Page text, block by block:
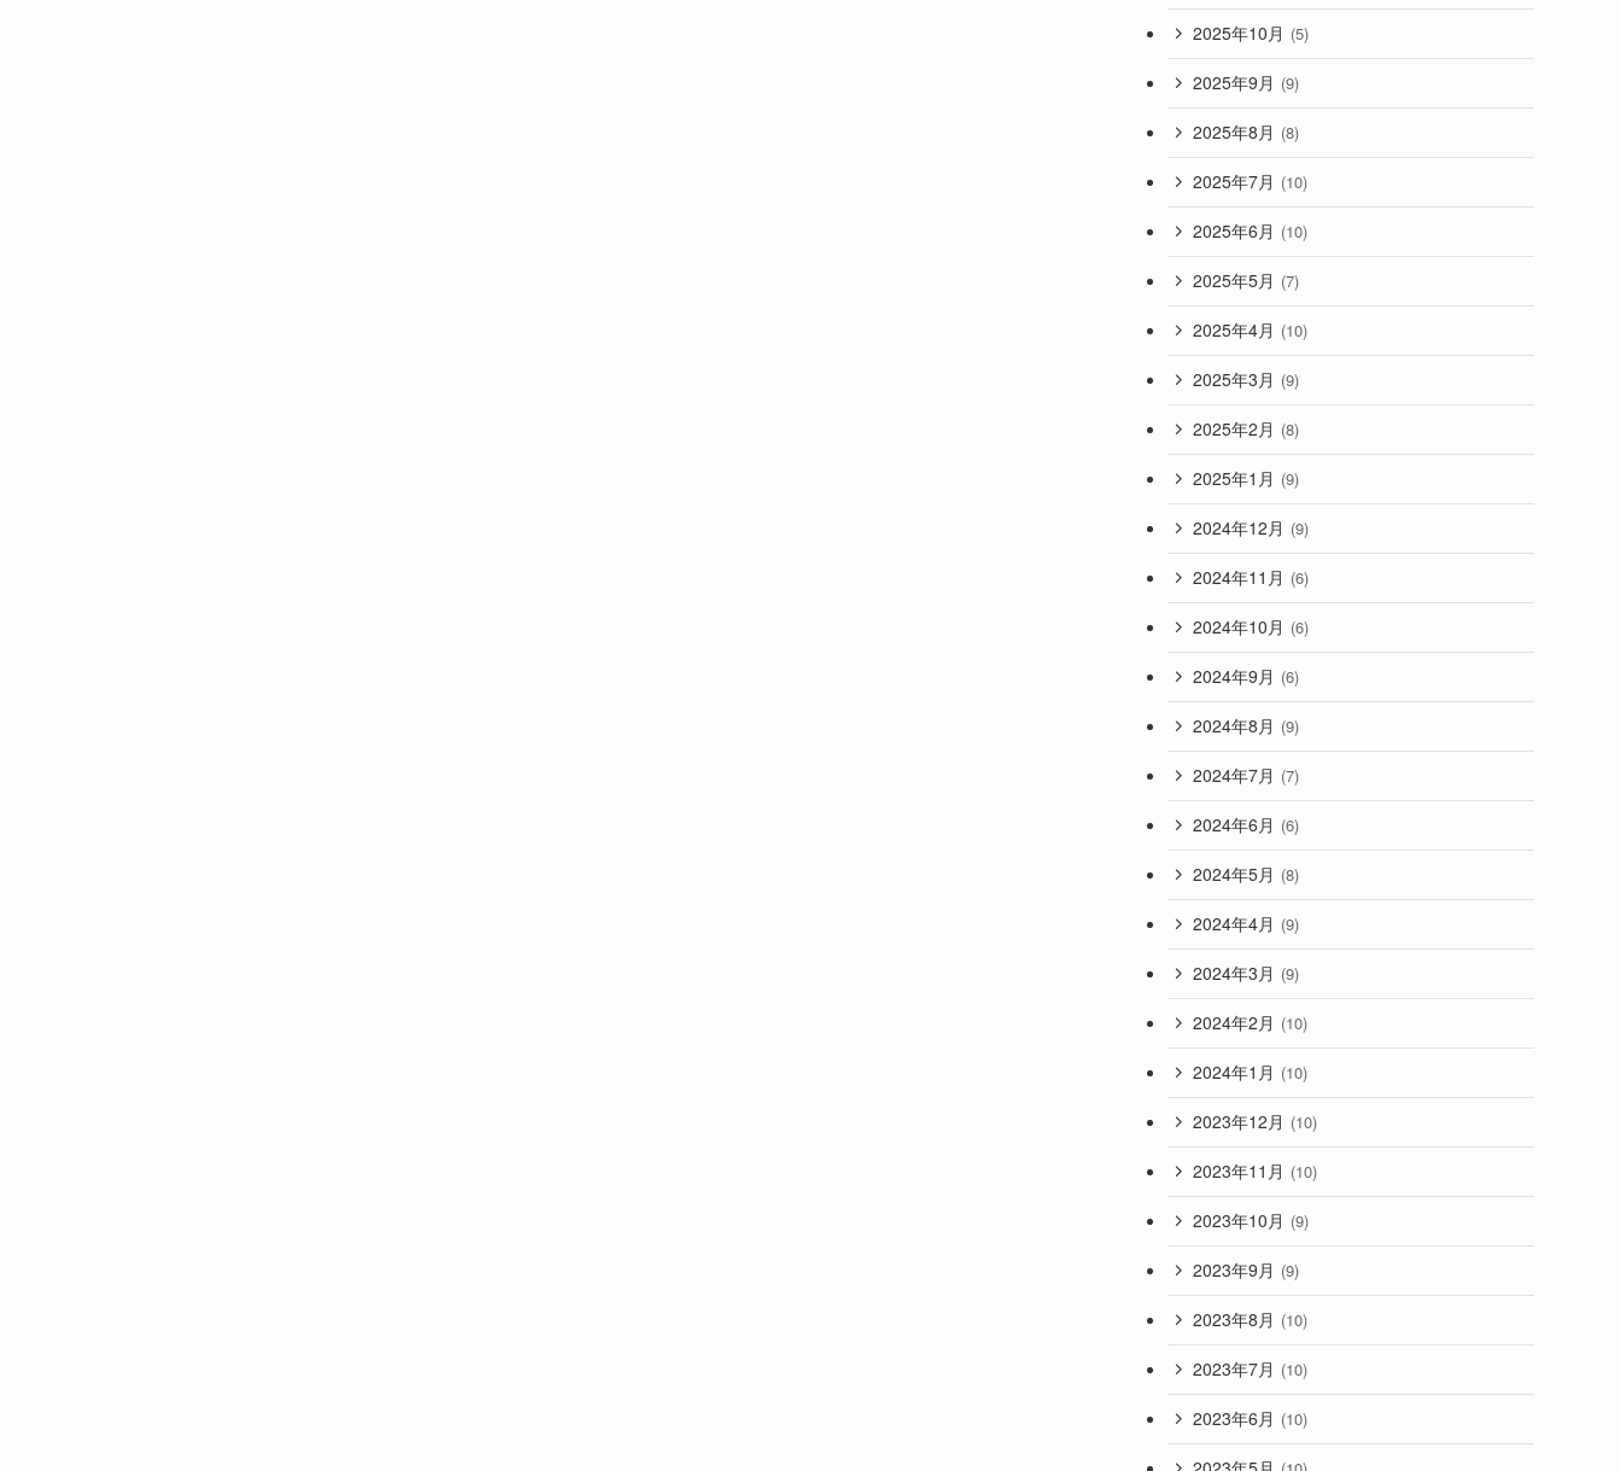
2025年10月 (5)
2025年9月 (9)
2025年8月 (8)
2025年7月 (10)
2025年6月 (10)
2025年5月 (7)
2025年4月 (10)
2025年3月 (9)
2025年2月 (8)
2025年1月 (9)
2024年12月 (9)
2024年11月 (6)
2024年10月 (6)
2024年9月 (6)
2024年8月 (9)
2024年7月 (7)
2024年6月 (6)
2024年5月 (8)
2024年4月 (9)
2024年3月 (9)
2024年2月 (10)
2024年1月 (10)
2023年12月 (10)
2023年11月 (10)
2023年10月 (9)
2023年9月 (9)
2023年8月 (10)
2023年7月 (10)
2023年6月 (10)